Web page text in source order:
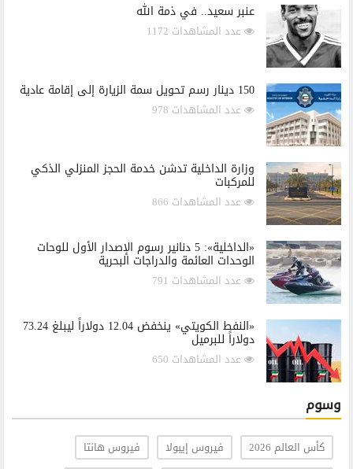
عنبر سعيد.. في ذمة الله
عدد المشاهدات 1172
150 دينار رسم تحويل سمة الزيارة إلى إقامة عادية
عدد المشاهدات 978
وزارة الداخلية تدشن خدمة الحجز المنزلي الذكي
للمركبات
عدد المشاهدات 866
«الداخلية»: 5 دنانير رسوم الإصدار الأول للوحات
الوحدات العائمة والدراجات البحرية
عدد المشاهدات 791
«النفط الكويتي» ينخفض 12.04 دولاراً ليبلغ 73.24
دولاراً للبرميل
عدد المشاهدات 650
وسوم
كأس العالم 2026 فيروس إيبولا
فيروس هانتا